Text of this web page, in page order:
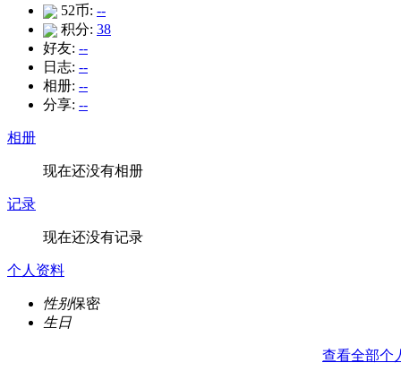
52币: --
积分: 38
好友: --
日志: --
相册: --
分享: --
相册
现在还没有相册
记录
现在还没有记录
个人资料
性别保密
生日
查看全部个